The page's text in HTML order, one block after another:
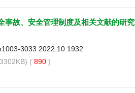
事故、安全管理制度及相关文献的研究
3033.2022.10.1932
( 890 )